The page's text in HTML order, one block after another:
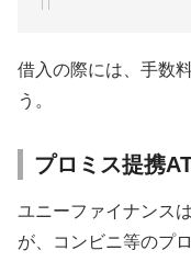
借入の際には、手数
う。
プロミス提携
ユニーファイナンス
が、コンビニ等のプ